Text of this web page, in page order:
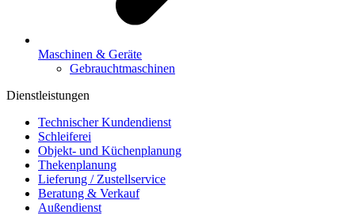
Maschinen & Geräte
Gebrauchtmaschinen
Dienstleistungen
Technischer Kundendienst
Schleiferei
Objekt- und Küchenplanung
Thekenplanung
Lieferung / Zustellservice
Beratung & Verkauf
Außendienst